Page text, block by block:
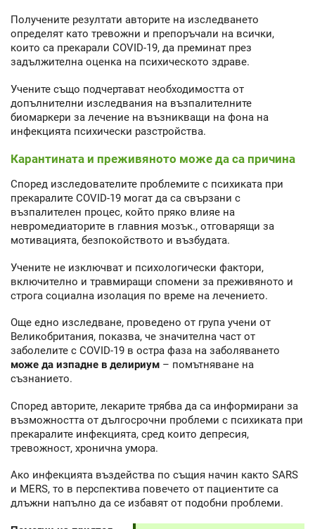
Получените резултати авторите на изследването
определят като тревожни и препоръчали на всички,
които са прекарали COVID-19, да преминат през
задължителна оценка на психическото здраве.
Учените също подчертават необходимостта от
допълнителни изследвания на възпалителните
биомаркери за лечение на възникващи на фона на
инфекцията психически разстройства.
Карантината и преживяното може да са причина
Според изследователите проблемите с психиката при
прекаралите COVID-19 могат да са свързани с
възпалителен процес, който пряко влияе на
невромедиаторите в главния мозък., отговарящи за
мотивацията, безпокойството и възбудата.
Учените не изключват и психологически фактори,
включително и травмиращи спомени за преживяното и
строга социална изолация по време на лечението.
Още едно изследване, проведено от група учени от
Великобритания, показва, че значителна част от
заболелите с COVID-19 в остра фаза на заболяването
може да изпадне в делириум – помътняване на
съзнанието.
Според авторите, лекарите трябва да са информирани за
възможността от дългосрочни проблеми с психиката при
прекаралите инфекцията, сред които депресия,
тревожност, хронична умора.
Ако инфекцията въздейства по същия начин както SARS
и MERS, то в перспектива повечето от пациентите са
длъжни напълно да се избавят от подобни проблеми.